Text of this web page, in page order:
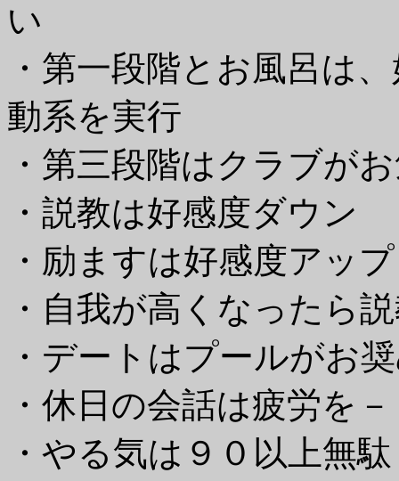
い
・第一段階とお風呂は
動系を実行
・第三段階はクラブが
・説教は好感度ダウン
・励ますは好感度アップ
・自我が高くなったら
・デートはプールがお
・休日の会話は疲労を
・やる気は９０以上無駄